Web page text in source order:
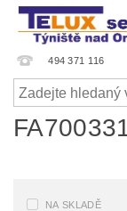
494 371 116
NA SKLADĚ